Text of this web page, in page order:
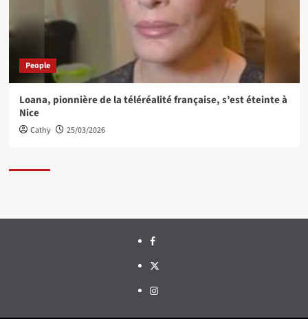
People
Loana, pionnière de la téléréalité française, s’est éteinte à
Nice
Cathy 25/03/2026
Facebook
Twitter
Instagram